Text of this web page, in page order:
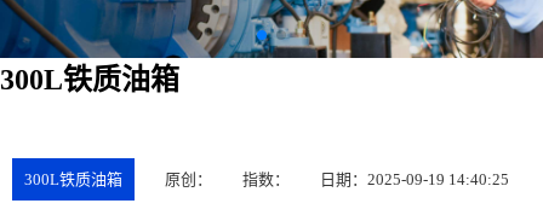
300L铁质油箱
300L铁质油箱 原创： 指数： 日期：2025-09-19 14:40:25